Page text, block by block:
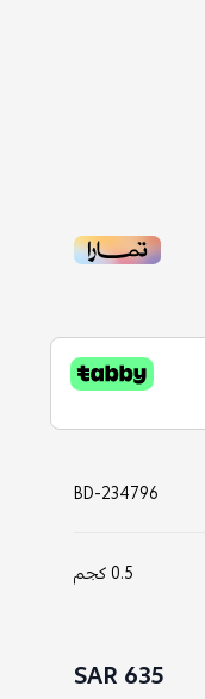
BD-234796
0.5 كجم
635 SAR